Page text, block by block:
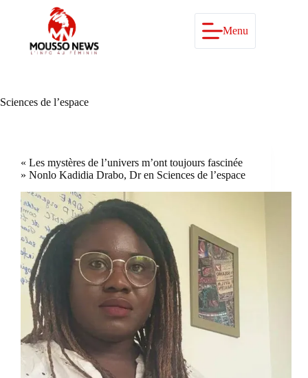
Menu
Sciences de l’espace
« Les mystères de l’univers m’ont toujours fascinée
» Nonlo Kadidia Drabo, Dr en Sciences de l’espace